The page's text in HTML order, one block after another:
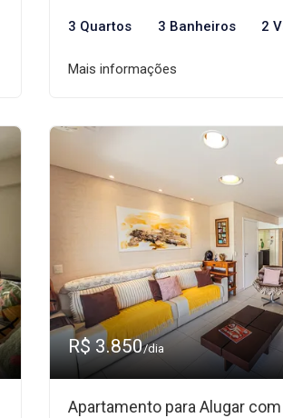
3 Quartos 3 Banheiros 2
Mais informações
R$ 3.850/dia
Apartamento para Alugar